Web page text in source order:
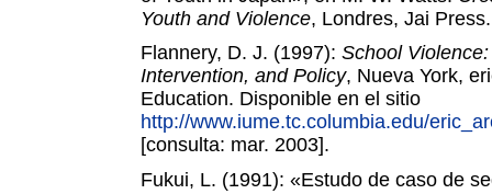
Youth and Violence, Londres, Jai Press.
Flannery, D. J. (1997): School
Intervention, and Policy, Nueva York,
Education. Disponible en el sitio
http://www.iume.tc.columbia.edu/
[consulta: mar. 2003].
Fukui, L. (1991): «Estudo de caso de